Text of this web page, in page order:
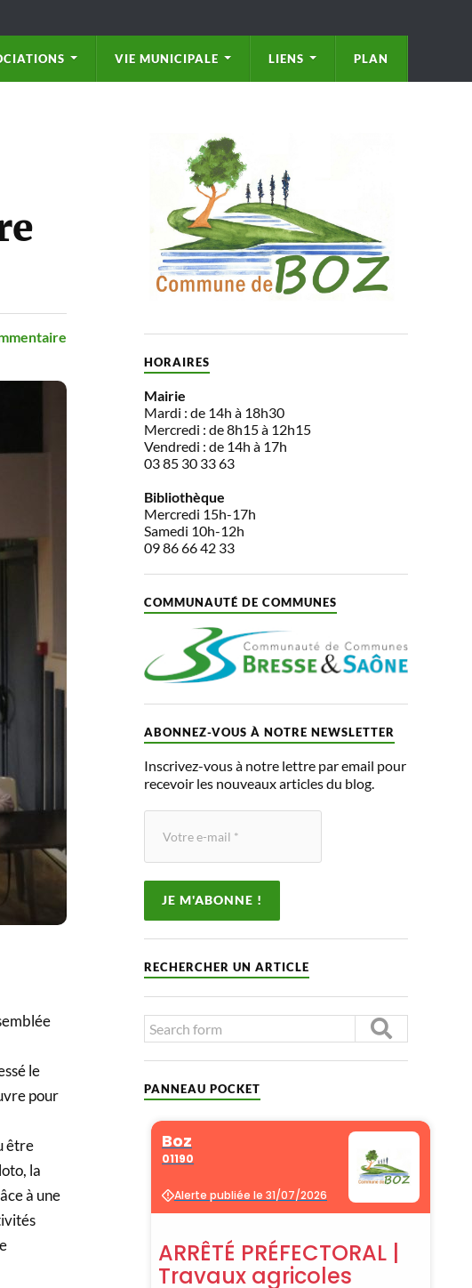
VIE MUNICIPALE LIENS PLAN
le
pour
être
la
à une
HORAIRES
Mairie
Mardi : de 14h à 18h30
Mercredi : de 8h15 à 12h15
Vendredi : de 14h à 17h
03 85 30 33 63
Bibliothèque
Mercredi 15h-17h
Samedi 10h-12h
09 86 66 42 33
COMMUNAUTÉ DE COMMUNES
ABONNEZ-VOUS À NOTRE NEWSLETTER
Inscrivez-vous à notre lettre par email pour
recevoir les nouveaux articles du blog.
RECHERCHER UN ARTICLE
PANNEAU POCKET